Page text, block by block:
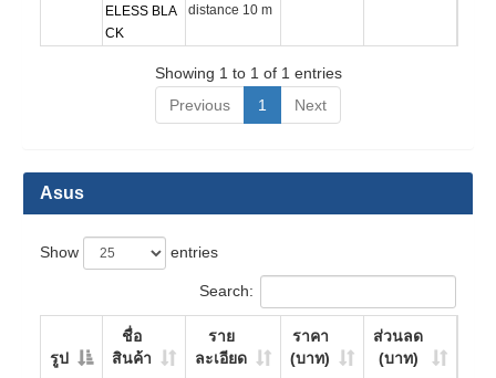
ELESS BLA
CK
distance 10 m
Showing 1 to 1 of 1 entries
Previous
1 Next
Asus
Show entries
Search:
รูป
ชื่อ
สินค้า
ราย
ละเอียด
ราคา
(บาท)
ส่วนลด
(บาท)